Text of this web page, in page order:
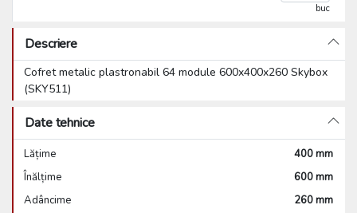
buc
Descriere
Cofret metalic plastronabil 64 module 600x400x260 Skybox
(SKY511)
Date tehnice
Lățime
400 mm
Înălțime
600 mm
Adâncime
260 mm